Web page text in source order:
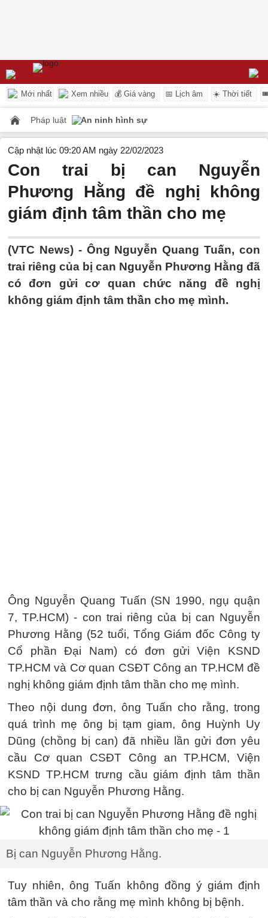
Mới nhất Xem nhiều 💰 Giá vàng 📅 Lịch âm ☀️ Thời tiết
Pháp luật An ninh hình sự
Cập nhật lúc 09:20 AM ngày 22/02/2023
Con trai bị can Nguyễn
Phương Hằng đề nghị không
giám định tâm thần cho mẹ
(VTC News) - Ông Nguyễn Quang Tuấn, con
trai riêng của bị can Nguyễn Phương Hằng đã
có đơn gửi cơ quan chức năng đề nghị
không giám định tâm thần cho mẹ mình.
Ông Nguyễn Quang Tuấn (SN 1990, ngụ quận
7, TP.HCM) - con trai riêng của bị can Nguyễn
Phương Hằng (52 tuổi, Tổng Giám đốc Công ty
Cổ phần Đại Nam) có đơn gửi Viện KSND
TP.HCM và Cơ quan CSĐT Công an TP.HCM đề
nghị không giám định tâm thần cho mẹ mình.
Theo nội dung đơn, ông Tuấn cho rằng, trong
quá trình mẹ ông bị tạm giam, ông Huỳnh Uy
Dũng (chồng bị can) đã nhiều lần gửi đơn yêu
cầu Cơ quan CSĐT Công an TP.HCM, Viện
KSND TP.HCM trưng cầu giám định tâm thần
cho bị can Nguyễn Phương Hằng.
Bị can Nguyễn Phương Hằng.
Tuy nhiên, ông Tuấn không đồng ý giám định
tâm thần và cho rằng mẹ mình không bị bệnh.